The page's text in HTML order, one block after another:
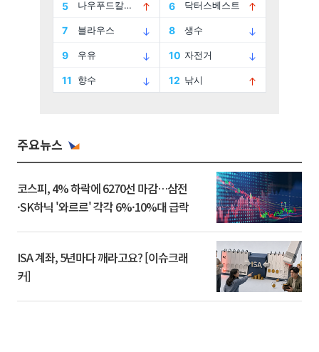
주요뉴스
코스피, 4% 하락에 6270선 마감…삼전
·SK하닉 '와르르' 각각 6%·10%대 급락
ISA 계좌, 5년마다 깨라고요? [이슈크래
커]